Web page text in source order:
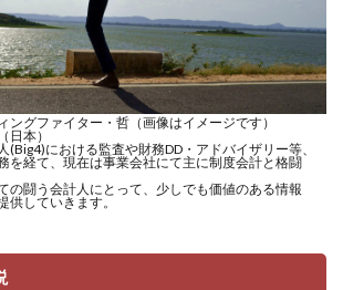
ングファイター・哲（画像はイメージです）
日本）
(Big4)における監査や財務DD・アドバイザリー等、
を経て、現在は事業会社にて主に制度会計と格闘
の闘う会計人にとって、少しでも価値のある情報
供していきます。